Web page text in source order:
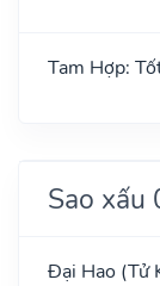
Tam Hợp:
Sao
Đại Hao (Tử